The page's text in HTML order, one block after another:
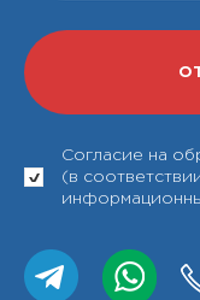
Согласие на
(в